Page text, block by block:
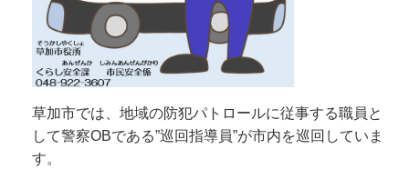
草加市では、地域の防犯パトロールに従事する職員と
して警察OBである”巡回指導員”が市内を巡回していま
す。